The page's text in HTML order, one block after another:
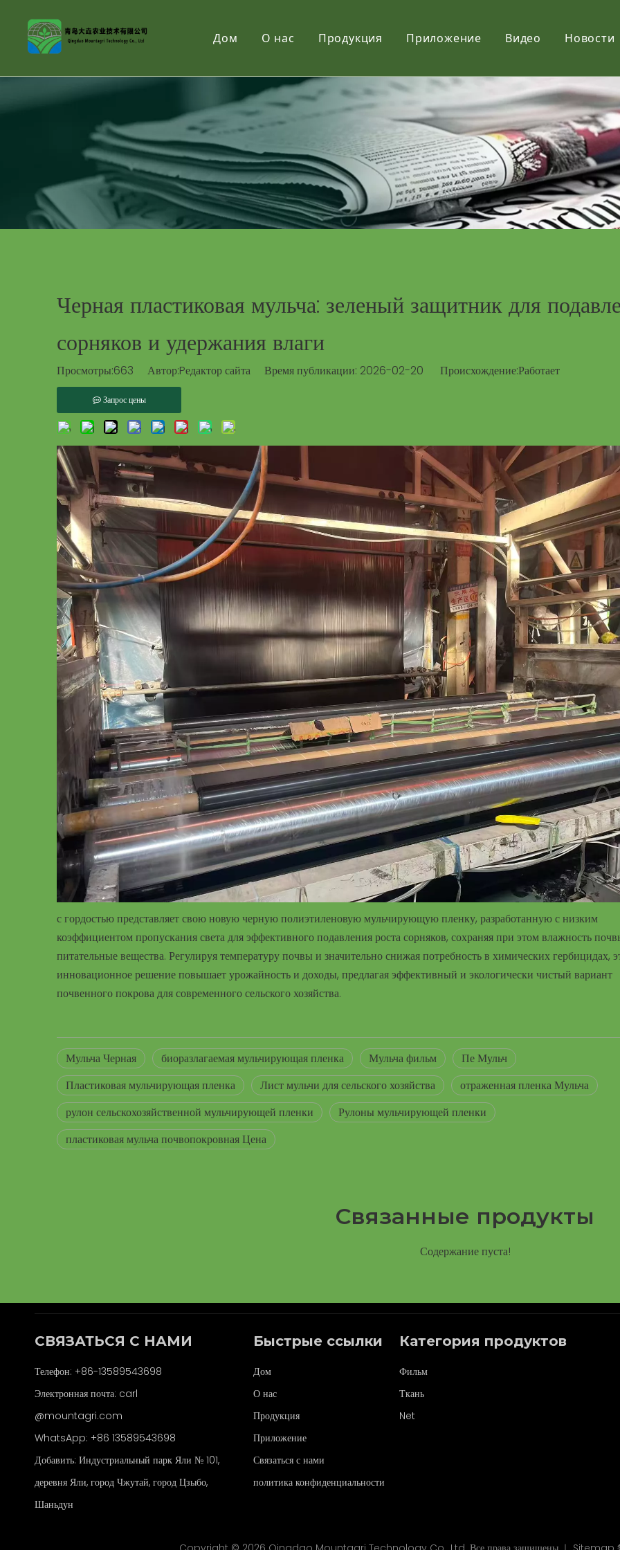
Дом О нас Продукция
Ткань
Приложение Видео Новости
Черная пластиковая мульча: зеленый защитник для
сорняков и удержания влаги
Просмотры:663 Автор:Pедактор сайта Время публикации: 2026-02-20 Происхождение:Работает
Запрос цены
с гордостью представляет свою новую черную полиэтиленовую мульчирующую пленку, разработанную с низким
коэффициентом пропускания света для эффективного подавления роста сорняков, сохраняя при этом влажность
питательные вещества. Регулируя температуру почвы и значительно снижая потребность в химических гербицидах,
инновационное решение повышает урожайность и доходы, предлагая эффективный и экологически чистый вариант
почвенного покрова для современного сельского хозяйства.
Мульча Черная биоразлагаемая мульчирующая пленка Мульча фильм
Пе Мульч
Пластиковая мульчирующая пленка
Лист мульчи для сельского хозяйства
отраженная пленка Мульча
рулон сельскохозяйственной мульчирующей пленки
Рулоны мульчирующей пленки
пластиковая мульча почвопокровная Цена
Связанные продукты
Содержание пуста!
СВЯЗАТЬСЯ С НАМИ
Телефон: +86-13589543698
Электронная почта: carl
@mountagri.com
WhatsApp: +86 13589543698
Добавить: Индустриальный парк Яли № 101,
деревня Яли, город Чжутай, город Цзыбо,
Шаньдун
Быстрые ссылки
Дом
О нас
Продукция
Приложение
Связаться с нами
политика конфиденциальности
Категория продуктов
Фильм
Ткань
Net